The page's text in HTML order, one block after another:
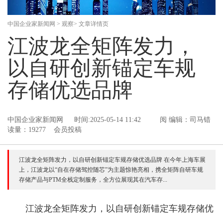
中国企业家新闻网 > 观察> 文章详情页
江波龙全矩阵发力，
以自研创新锚定车规
存储优选品牌
中国企业家新闻网 时间:2025-05-14 11:42 编辑：司马错
阅
读量：19277 会员投稿
江波龙全矩阵发力，以自研创新锚定车规存储优选品牌 在今年上海车展
上，江波龙以“自在存储驾控随芯”为主题惊艳亮相，携全矩阵自研车规
存储产品与PTM全栈定制服务，全方位展现其在汽车存...
江波龙全矩阵发力，以自研创新锚定车规存储优